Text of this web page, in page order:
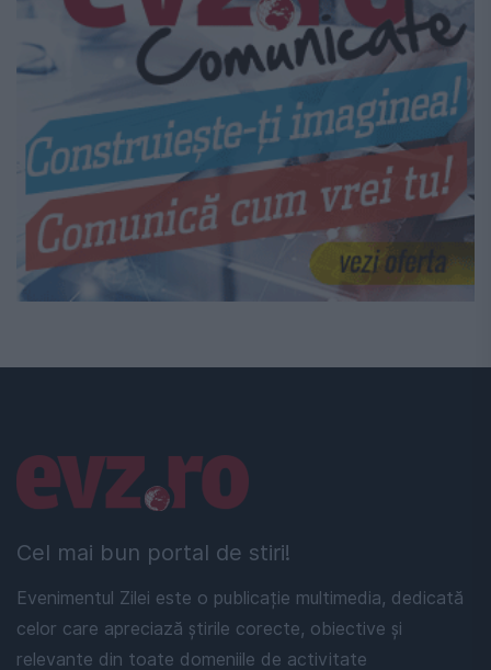
Cel mai bun portal de stiri!
Evenimentul Zilei este o publicație multimedia, dedicată
celor care apreciază știrile corecte, obiective și
relevante din toate domeniile de activitate
Linkuri utile